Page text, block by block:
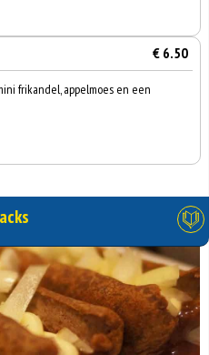
€ 6.50
frikandel, appelmoes en een